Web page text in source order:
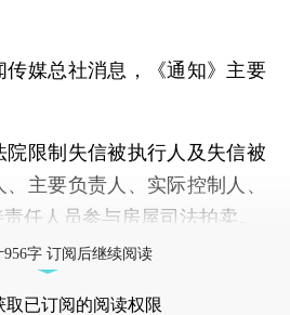
媒总社消息，《通知》主要
限制失信被执行人及失信被
主要负责人、实际控制人、
任人员参与房屋司法拍卖。
字 订阅后继续阅读
取已订阅的阅读权限